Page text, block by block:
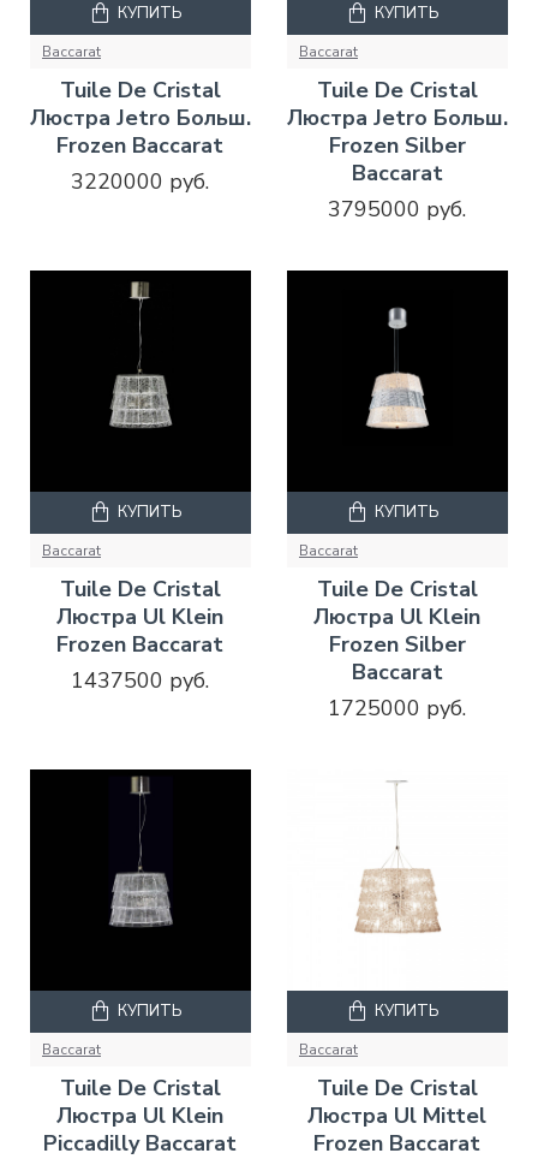
Baccarat
Tuile De Cristal
Люстра Jetro Больш.
Frozen Baccarat
3220000 руб.
КУПИТЬ
Baccarat
Tuile De Cristal
Люстра Jetro Больш.
Frozen Silber
Baccarat
3795000 руб.
КУПИТЬ
Baccarat
Tuile De Cristal
Люстра Ul Klein
Frozen Baccarat
1437500 руб.
КУПИТЬ
Baccarat
Tuile De Cristal
Люстра Ul Klein
Frozen Silber
Baccarat
1725000 руб.
КУПИТЬ
Baccarat
Tuile De Cristal
Люстра Ul Klein
Piccadilly Baccarat
КУПИТЬ
Baccarat
Tuile De Cristal
Люстра Ul Mittel
Frozen Baccarat
КУПИТЬ